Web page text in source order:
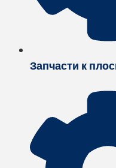
Запчасти к